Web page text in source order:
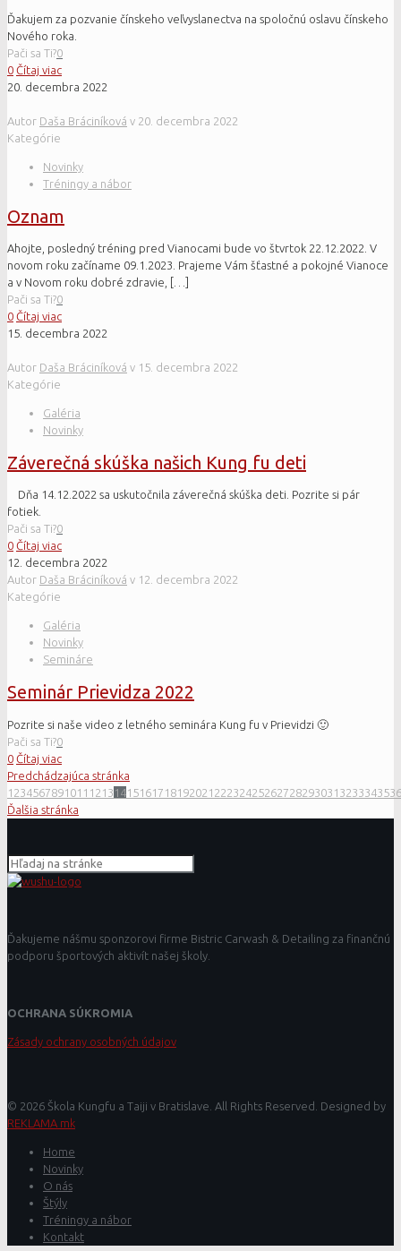
Ďakujem za pozvanie čínskeho veľvyslanectva na spoločnú oslavu čínskeho
Nového roka.
Pači sa Ti?0
0 Čítaj viac
20. decembra 2022
Autor Daša Bráciníková v 20. decembra 2022
Kategórie
Novinky
Tréningy a nábor
Oznam
Ahojte, posledný tréning pred Vianocami bude vo štvrtok 22.12.2022. V
novom roku začíname 09.1.2023. Prajeme Vám šťastné a pokojné Vianoce
a v Novom roku dobré zdravie,
Pači sa Ti?0
0 Čítaj viac
15. decembra 2022
Autor Daša Bráciníková v 15. decembra 2022
Kategórie
Galéria
Novinky
Záverečná skúška našich Kung fu deti
Dňa 14.12.2022 sa uskutočnila záverečná skúška deti. Pozrite si pár
fotiek.
Pači sa Ti?0
0 Čítaj viac
12. decembra 2022
Autor Daša Bráciníková v 12. decembra 2022
Kategórie
Galéria
Novinky
Semináre
Seminár Prievidza 2022
Pozrite si naše video z letného seminára Kung fu v Prievidzi 🙂
Pači sa Ti?0
0 Čítaj viac
Predchádzajúca stránka
1 234567891011 12 13 14151617 18192021 22232425262728293031 3233343536
Ďalšia stránka
Ďakujeme nášmu sponzorovi firme Bistric Carwash & Detailing za finančnú
podporu športových aktivít našej školy.
OCHRANA SÚKROMIA
Zásady ochrany osobných údajov
© 2026 Škola Kungfu a Taiji v Bratislave. All Rights Reserved. Designed by
REKLAMA mk
Home
Novinky
O nás
Štýly
Tréningy a nábor
Kontakt